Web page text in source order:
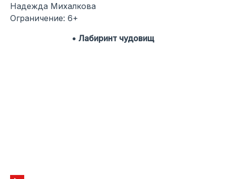
Надежда Михалкова
Ограничение: 6+
• Лабиринт чудовищ